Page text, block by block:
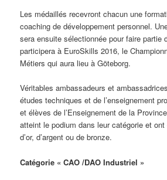
Les médaillés recevront chacun une
coaching de développement personnel.
sera ensuite sélectionnée pour faire partie
participera à EuroSkills 2016, le
Métiers qui aura lieu à Göteborg.
Véritables ambassadeurs et
études techniques et de l’enseignement
et élèves de l’Enseignement de la
atteint le podium dans leur catégorie et
d’or, d’argent ou de bronze.
Catégorie « CAO /DAO Industriel »